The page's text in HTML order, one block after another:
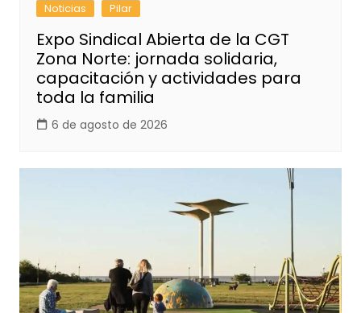
Noticias Pilar
Expo Sindical Abierta de la CGT
Zona Norte: jornada solidaria,
capacitación y actividades para
toda la familia
6 de agosto de 2026